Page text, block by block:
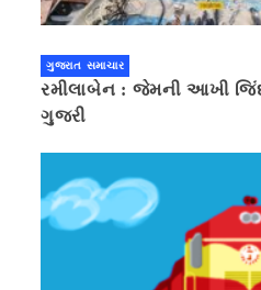
ગુજરાત સમાચાર
રમીલાબેન : જેમની આખી
ગુજરી